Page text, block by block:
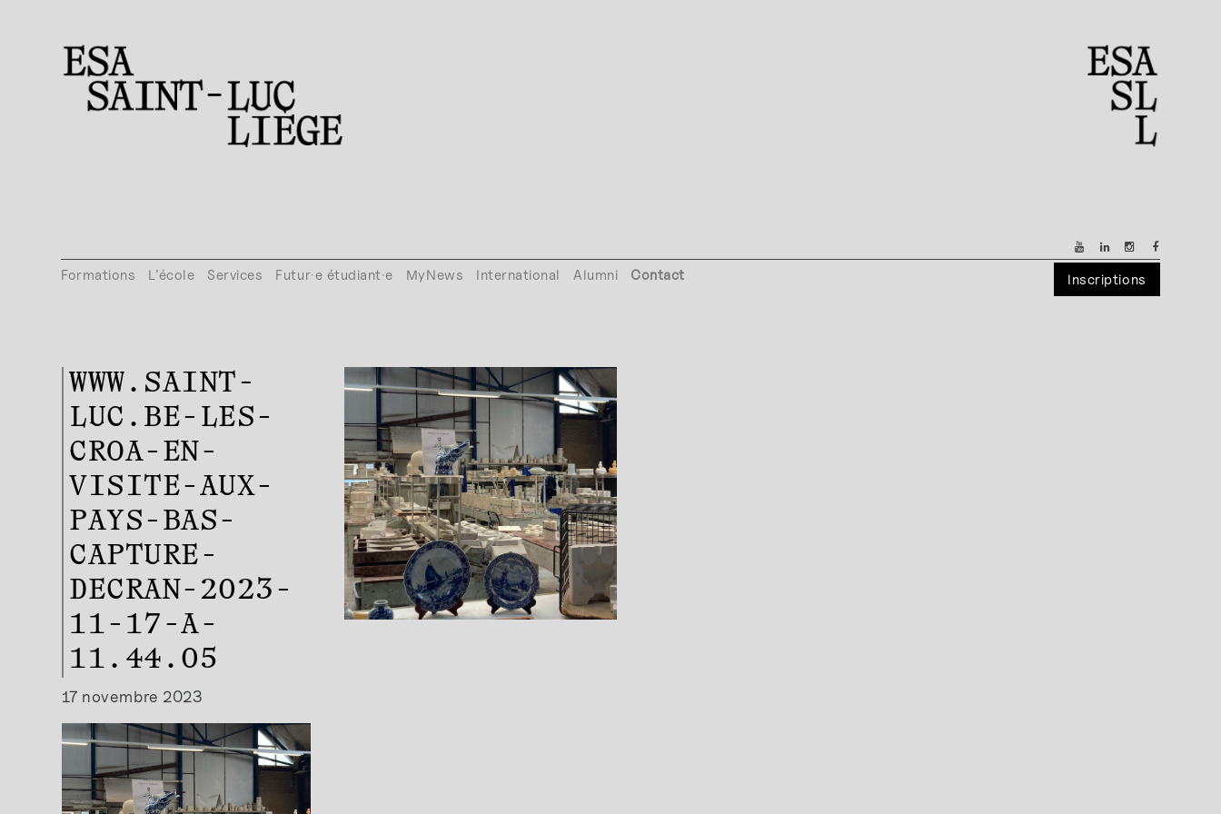
Formations L’école Services Futur·e étudiant·e MyNews International Alumni Contact Inscriptions
WWW.SAINT-
LUC.BE-LES-
CROA-EN-
VISITE-AUX-
PAYS-BAS-
CAPTURE-
DECRAN-2023-
11-17-A-
11.44.05
17 novembre 2023